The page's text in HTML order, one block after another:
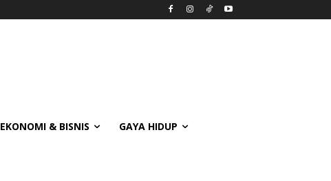
EKONOMI & BISNIS GAYA HIDUP